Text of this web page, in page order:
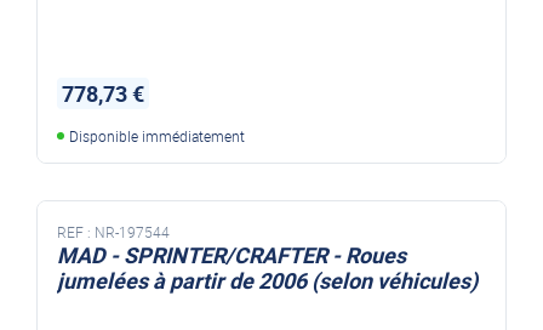
778,73 €
Disponible immédiatement
REF : NR-197544
MAD - SPRINTER/CRAFTER - Roues
jumelées à partir de 2006 (selon véhicules)